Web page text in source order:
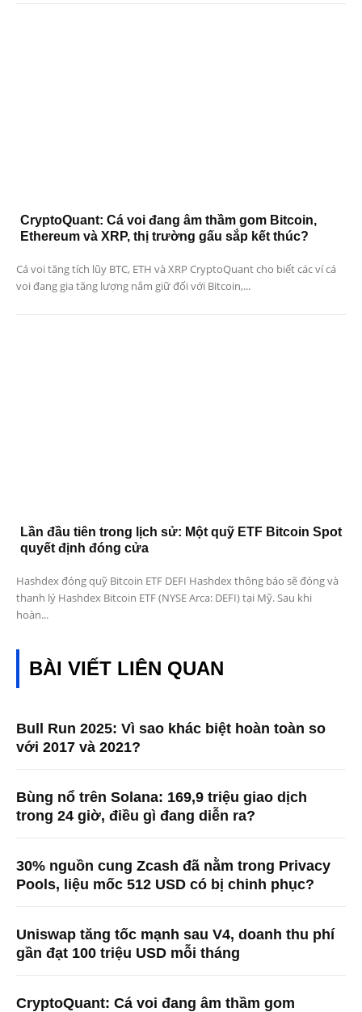
CryptoQuant: Cá voi đang âm thầm gom Bitcoin,
Ethereum và XRP, thị trường gấu sắp kết thúc?
Cá voi tăng tích lũy BTC, ETH và XRP CryptoQuant cho biết các ví cá
voi đang gia tăng lượng nắm giữ đối với Bitcoin,...
Lần đầu tiên trong lịch sử: Một quỹ ETF Bitcoin Spot
quyết định đóng cửa
Hashdex đóng quỹ Bitcoin ETF DEFI Hashdex thông báo sẽ đóng và
thanh lý Hashdex Bitcoin ETF (NYSE Arca: DEFI) tại Mỹ. Sau khi
hoàn...
BÀI VIẾT LIÊN QUAN
Bull Run 2025: Vì sao khác biệt hoàn toàn so
với 2017 và 2021?
Bùng nổ trên Solana: 169,9 triệu giao dịch
trong 24 giờ, điều gì đang diễn ra?
30% nguồn cung Zcash đã nằm trong Privacy
Pools, liệu mốc 512 USD có bị chinh phục?
Uniswap tăng tốc mạnh sau V4, doanh thu phí
gần đạt 100 triệu USD mỗi tháng
CryptoQuant: Cá voi đang âm thầm gom